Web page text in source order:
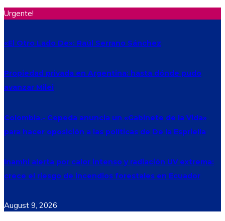
Urgente!
«El Otro Lado De»: Raúl Serrano Sánchez
Propiedad privada en Argentina: hasta dónde pudo
avanzar Milei
Colombia.- Cepeda anuncia un «Gabinete de la Vida»
para hacer oposición a las políticas de De la Espriella
Inamhi alerta por calor intenso y radiación UV extrema:
crece el riesgo de incendios forestales en Ecuador
August 9, 2026